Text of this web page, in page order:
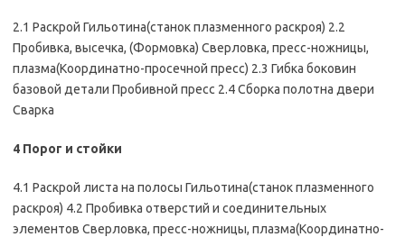
2.1 Раскрой Гильотина(станок плазменного раскроя) 2.2
Пробивка, высечка, (Формовка) Сверловка, пресс-ножницы,
плазма(Координатно-просечной пресс) 2.3 Гибка боковин
базовой детали Пробивной пресс 2.4 Сборка полотна двери
Сварка
4 Порог и стойки
4.1 Раскрой листа на полосы Гильотина(станок плазменного
раскроя) 4.2 Пробивка отверстий и соединительных
элементов Сверловка, пресс-ножницы, плазма(Координатно-